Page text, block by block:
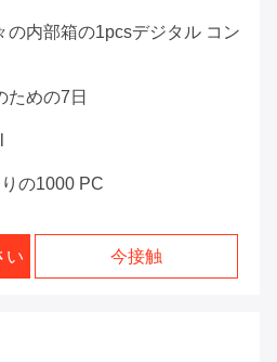
の内部箱の1pcsデジタル コン
ための7日
の1000 PC
い 今接触